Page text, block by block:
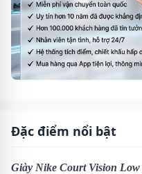
Đặc điểm nổi bật
Giày Nike Court Vision Low